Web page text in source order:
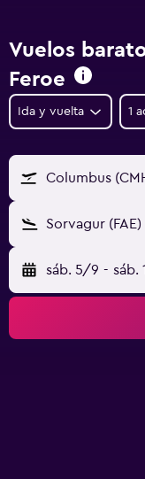
Vuelos
Feroe
Ida y vuelta 1
Columbus
Sorvagur (FAE)
sáb. 5/9 - sáb.